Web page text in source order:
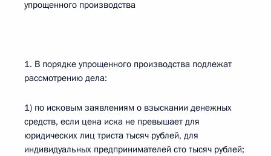
упрощенного производства
1. В порядке упрощенного производства подлежат
рассмотрению дела:
1) по исковым заявлениям о взыскании денежных
средств, если цена иска не превышает для
юридических лиц триста тысяч рублей, для
индивидуальных предпринимателей сто тысяч рублей;